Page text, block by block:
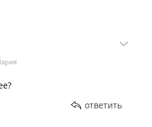
ответить